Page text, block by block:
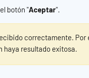
botón "Aceptar".
correctamente. Por
haya resultado exitosa.